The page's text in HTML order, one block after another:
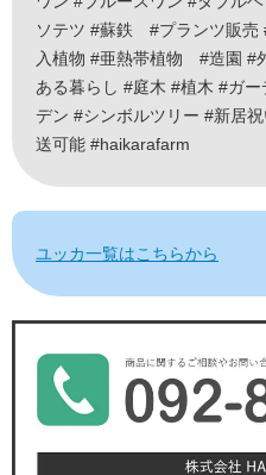
ソテツ #蘇鉄 #プランツ販売
入植物 #亜熱帯植物 #造園 #
ある暮らし #庭木 #植木 #ガ
デン #シンボルツリー #新居
送可能 #haikarafarm
ユッカ一覧はこちらから